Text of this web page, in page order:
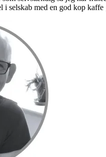
i selskab med en god kop kaffe